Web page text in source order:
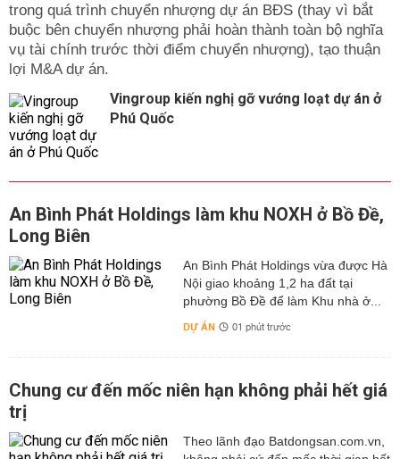
trong quá trình chuyển nhượng dự án BĐS (thay vì bắt
buộc bên chuyển nhượng phải hoàn thành toàn bộ nghĩa
vụ tài chính trước thời điểm chuyển nhượng), tạo thuận
lợi M&A dự án.
Vingroup kiến nghị gỡ vướng loạt dự án ở
Phú Quốc
An Bình Phát Holdings làm khu NOXH ở Bồ Đề,
Long Biên
An Bình Phát Holdings vừa được Hà
Nội giao khoảng 1,2 ha đất tại
phường Bồ Đề để làm Khu nhà ở...
DỰ ÁN 01 phút trước
Chung cư đến mốc niên hạn không phải hết giá
trị
Theo lãnh đạo Batdongsan.com.vn,